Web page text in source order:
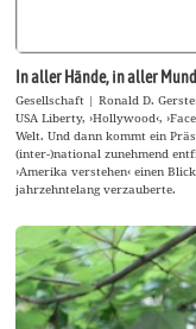
In aller Hände, in aller
Gesellschaft | Ronald D.
USA Liberty, ›Hollywood‹,
Welt. Und dann kommt ein
(inter-)national zunehmend
›Amerika verstehen‹ einen
jahrzehntelang verzauberte.